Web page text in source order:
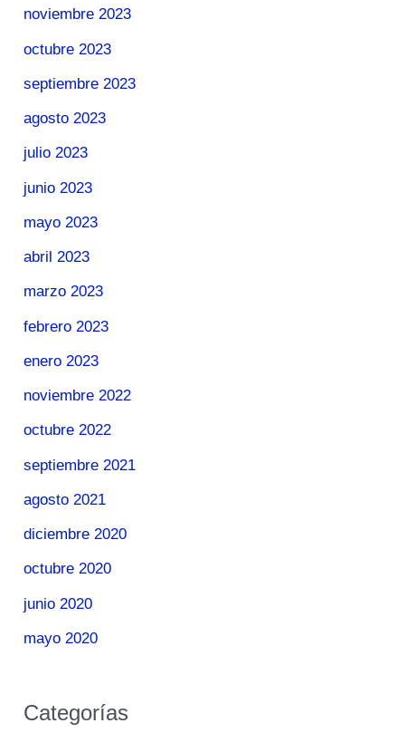
noviembre 2023
octubre 2023
septiembre 2023
agosto 2023
julio 2023
junio 2023
mayo 2023
abril 2023
marzo 2023
febrero 2023
enero 2023
noviembre 2022
octubre 2022
septiembre 2021
agosto 2021
diciembre 2020
octubre 2020
junio 2020
mayo 2020
Categorías